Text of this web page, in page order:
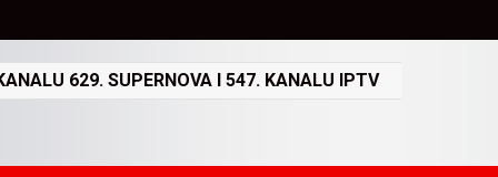
629. SUPERNOVA I 547. KANALU IPTV